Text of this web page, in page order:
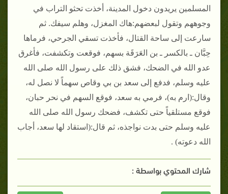
المسلمين يريدون دخول المدينة، أخذت تحثو التراب في
وجوههم وتقول لبعضهم‏:‏هاك المغزل، وهلم سيفك‏.‏ ثم
سارعت إلى ساحة القتال، فأخذت تسقي الجرحي، فرماها
حِبَّان ـ بالكسر ـ بن العَرَقَة بسهم، فوقعت وتكشفت، فأغرق
عدو الله في الضحك، فشق ذلك على رسول الله صلى الله
عليه وسلم، فدفع إلى سعد بن بي وقاص سهماً لا نصل له،
وقال‏:‏‏(‏ارم به‏)‏، فرمي به سعد، فوقع السهم في نحر حبان،
فوقع مستلقياً حتى تكشف، فضحك رسول الله صلى الله
عليه وسلم حتى بدت نواجذه، ثم قال‏:‏‏(‏استقاد لها سعد، أجاب
الله دعوته‏)‏ ‏.
شارك المحتوي بواسطة :